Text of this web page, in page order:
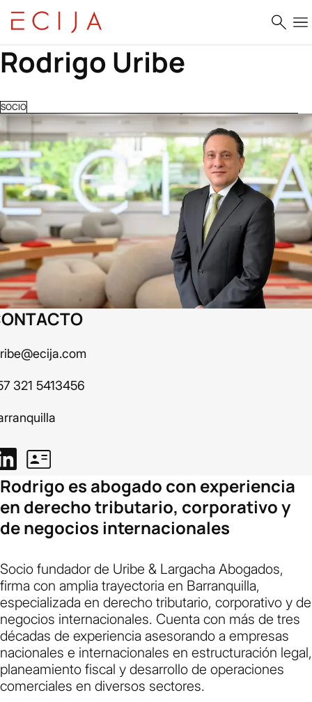
Saltar al contenido
Rodrigo Uribe
SOCIO
321 5413456
Rodrigo es abogado con experiencia
en derecho tributario, corporativo y
de negocios internacionales
Socio fundador de Uribe & Largacha Abogados,
firma con amplia trayectoria en Barranquilla,
especializada en derecho tributario, corporativo y de
negocios internacionales. Cuenta con más de tres
décadas de experiencia asesorando a empresas
nacionales e internacionales en estructuración legal,
planeamiento fiscal y desarrollo de operaciones
comerciales en diversos sectores.